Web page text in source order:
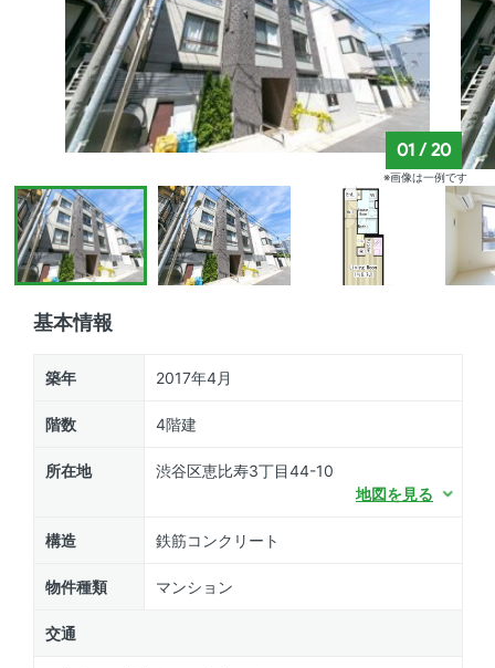
基本情報
築年 2017年4月
階数 4階建
所在地
渋谷区恵比寿3丁目44-10
地図を見る
構造 鉄筋コンクリート
物件種類 マンション
交通
01 /20
※画像は一例です